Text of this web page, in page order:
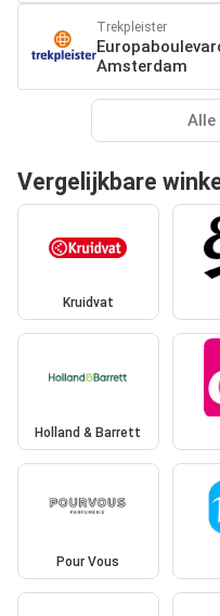
Trekpleister
Amsterdam
Vergelijkbare
Kruidvat
Holland & Barrett
Pour Vous